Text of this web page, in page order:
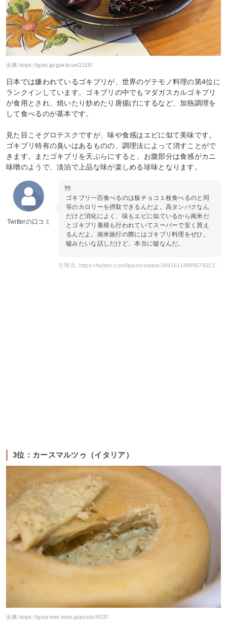
出典:https://goki.jp/gokilove/2119/
日本では嫌われているゴキブリが、世界のゲテモノ料理の第4位に
ランクインしています。ゴキブリの中でもマダガスカルゴキブリ
が食用とされ、焼いたり炒めたり唐揚げにするなど、加熱調理を
して食べるのが基本です。
見た目こそグロテスクですが、味や食感はエビに似て美味です。
ゴキブリ特有の臭いはあるものの、調理法によって消すことがで
きます。またゴキブリを天ぷらにすると、お腹部分は食感がカニ
味噌のようで、淡泊で上品な味が楽しめる珍味となります。
Twitterの口コミ
ゴキブリ一匹食べるのは板チョコ１枚食べるのと同
等のカロリーを摂取できるんだよ。高タンパクなん
だけど消化によく、味もエビに似ているから南米だ
とゴキブリ養殖も行われていてスーパーで安く買え
るんだよ。南米旅行の際にはゴキブリ料理をぜひ。
嘘みたいな話しだけど、本当に嘘なんだ。
引用元: https://twitter.com/lipaze/status/349161148995760128?s=20
3位：カースマルツゥ（イタリア）
出典:https://gourmet-note.jp/posts/4337